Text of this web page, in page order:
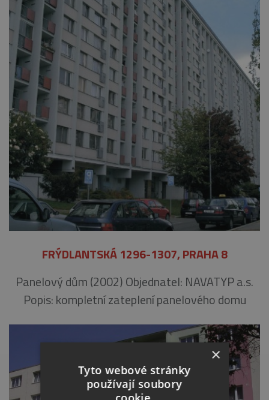
FRÝDLANTSKÁ 1296-1307, PRAHA 8
Panelový dům (2002) Objednatel: NAVATYP a.s.
Popis: kompletní zateplení panelového domu
×
Tyto webové stránky
používají soubory